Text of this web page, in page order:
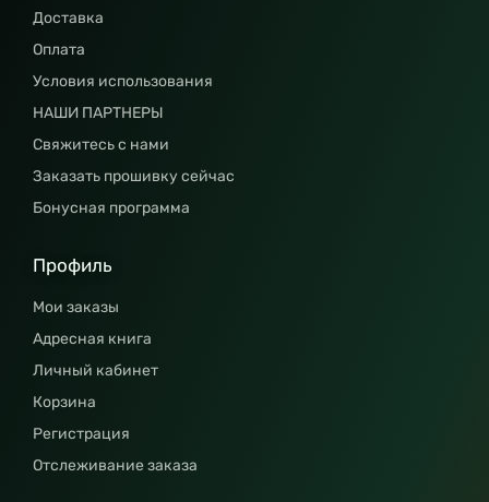
Доставка
Оплата
Условия использования
НАШИ ПАРТНЕРЫ
Свяжитесь с нами
Заказать прошивку сейчас
Бонусная программа
Профиль
Мои заказы
Адресная книга
Личный кабинет
Корзина
Регистрация
Отслеживание заказа